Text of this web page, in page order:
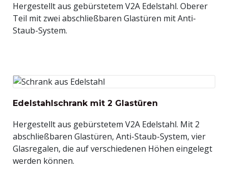
Hergestellt aus gebürstetem V2A Edelstahl. Oberer
Teil mit zwei abschließbaren Glastüren mit Anti-
Staub-System.
Edelstahlschrank mit 2 Glastüren
Hergestellt aus gebürstetem V2A Edelstahl. Mit 2
abschließbaren Glastüren, Anti-Staub-System, vier
Glasregalen, die auf verschiedenen Höhen eingelegt
werden können.